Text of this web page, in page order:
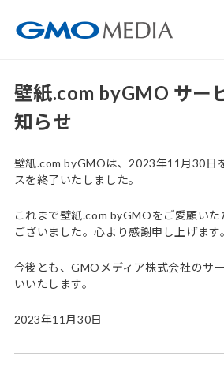
壁紙.com byGMO サー
知らせ
壁紙.com byGMOは、2023年11月30日
スを終了いたしました。
これまで壁紙.com byGMOをご愛顧いた
ございました。心より感謝申し上げます。
今後とも、GMOメディア株式会社のサ
いいたします。
2023年11月30日